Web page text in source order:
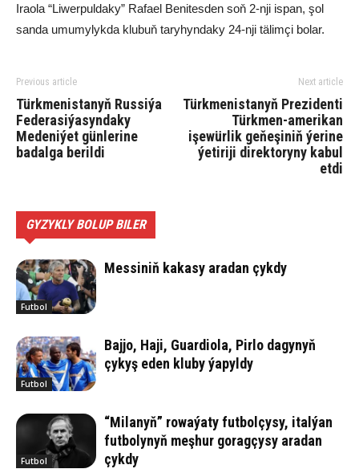
Iraola “Liwerpuldaky” Rafael Benitesden soň 2-nji ispan, şol
sanda umumylykda klubuň taryhyndaky 24-nji tälimçi bolar.
Previous article
Türkmenistanyň Russiýa
Federasiýasyndaky
Medeniýet günlerine
badalga berildi
Next article
Türkmenistanyň Prezidenti
Türkmen-amerikan
işewürlik geňeşiniň ýerine
ýetiriji direktoryny kabul
etdi
GYZYKLY BOLUP BILER
Futbol
Messiniň kakasy aradan çykdy
Futbol
Bajjo, Haji, Guardiola, Pirlo dagynyň
çykyş eden kluby ýapyldy
Futbol
“Milanyň” rowaýaty futbolçysy, italýan
futbolynyň meşhur goragçysy aradan
çykdy